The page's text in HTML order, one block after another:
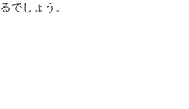
でしょう。